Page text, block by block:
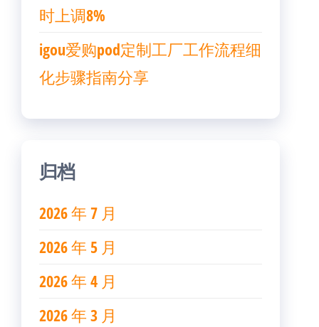
时上调8%
igou爱购pod定制工厂工作流程细
化步骤指南分享
归档
2026 年 7 月
2026 年 5 月
2026 年 4 月
2026 年 3 月